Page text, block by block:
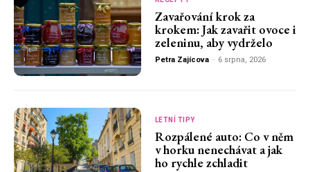
Zavařování krok za
krokem: Jak zavařit ovoce i
zeleninu, aby vydrželo
Petra Zajícova - 6 srpna, 2026
LETNÍ TIPY
Rozpálené auto: Co v něm
v horku nenechávat a jak
ho rychle zchladit